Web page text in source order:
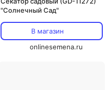
"Солнечный Сад"
В магазин
onlinesemena.ru